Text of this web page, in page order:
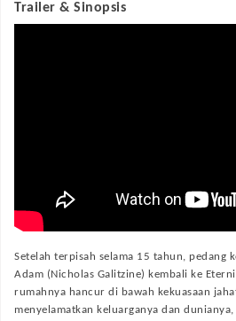
Trailer & Sinopsis
Setelah terpisah selama 15 tahun, pedang
Adam (Nicholas Galitzine) kembali ke
rumahnya hancur di bawah kekuasaan
menyelamatkan keluarganya dan